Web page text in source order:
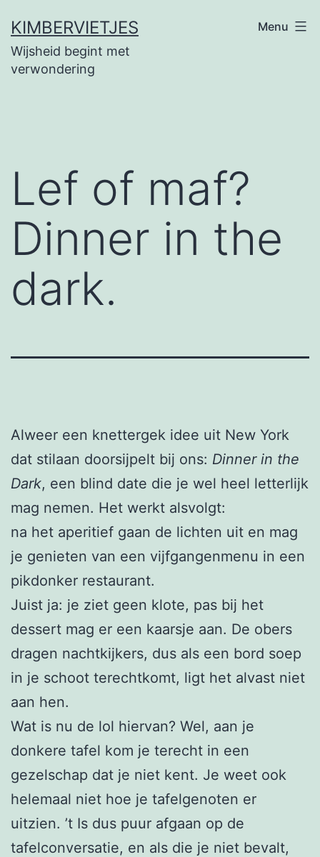
naar
de
KIMBERVIETJES
Wijsheid begint met
verwondering
Menu
Lef of maf?
Dinner in the
dark.
Alweer een knettergek idee uit New York
dat stilaan doorsijpelt bij ons: Dinner in the
Dark, een blind date die je wel heel letterlijk
mag nemen. Het werkt alsvolgt:
na het aperitief gaan de lichten uit en mag
je genieten van een vijfgangenmenu in een
pikdonker restaurant.
Juist ja: je ziet geen klote, pas bij het
dessert mag er een kaarsje aan. De obers
dragen nachtkijkers, dus als een bord soep
in je schoot terechtkomt, ligt het alvast niet
aan hen.
Wat is nu de lol hiervan? Wel, aan je
donkere tafel kom je terecht in een
gezelschap dat je niet kent. Je weet ook
helemaal niet hoe je tafelgenoten er
uitzien. ’t Is dus puur afgaan op de
tafelconversatie, en als die je niet bevalt,